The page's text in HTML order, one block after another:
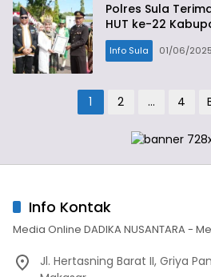
Polres Sula
HUT ke-22
Info Sula 01/06/2025
1 2 … 4
Info Kontak
Media Online DADIKA NUSANTARA -
Jl. Hertasning Barat II, Griya